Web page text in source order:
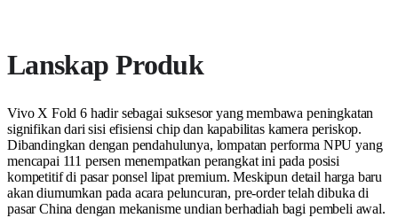
Lanskap Produk
Vivo X Fold 6 hadir sebagai suksesor yang membawa peningkatan
signifikan dari sisi efisiensi chip dan kapabilitas kamera periskop.
Dibandingkan dengan pendahulunya, lompatan performa NPU yang
mencapai 111 persen menempatkan perangkat ini pada posisi
kompetitif di pasar ponsel lipat premium. Meskipun detail harga baru
akan diumumkan pada acara peluncuran, pre-order telah dibuka di
pasar China dengan mekanisme undian berhadiah bagi pembeli awal.